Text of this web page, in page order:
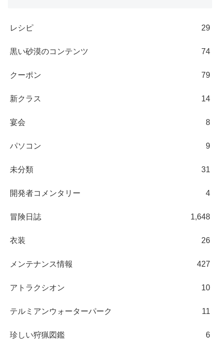
レシピ 29
黒い砂漠のコンテンツ 74
クーポン 79
新クラス 14
宴会 8
パソコン 9
未分類 31
開発者コメンタリー 4
冒険日誌 1,648
衣装 26
メンテナンス情報 427
アトラクシオン 10
テルミアンウォーターパーク 11
珍しい狩猟図鑑 6